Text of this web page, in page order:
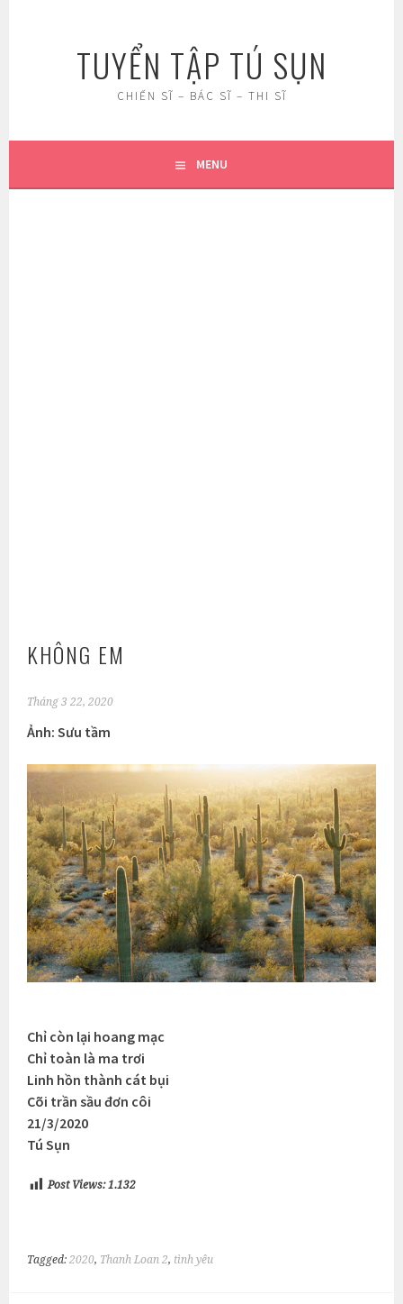
TUYỂN TẬP TÚ SỤN
CHIẾN SĨ – BÁC SĨ – THI SĨ
MENU
KHÔNG EM
Tháng 3 22, 2020
Ảnh: Sưu tầm
Chỉ còn lại hoang mạc
Chỉ toàn là ma trơi
Linh hồn thành cát bụi
Cõi trần sầu đơn côi
21/3/2020
Tú Sụn
Post Views: 1.132
Tagged:2020, Thanh Loan 2, tình yêu